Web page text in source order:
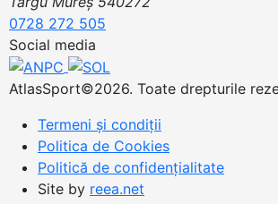
0728 272 505
Social media
AtlasSport©2026. Toate drepturile
Termeni și condiții
Politica de Cookies
Politică de confidențialitate
Site by reea.net